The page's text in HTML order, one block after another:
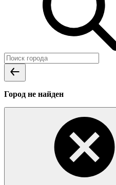
Город не найден